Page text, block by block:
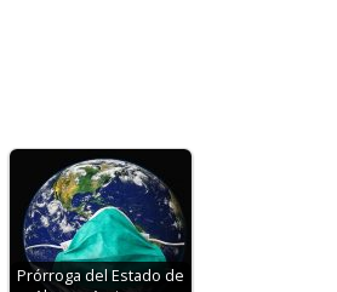
Prórroga del Estado de